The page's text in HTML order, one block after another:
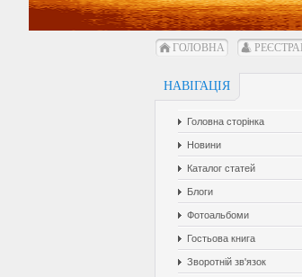
ГОЛОВНА
НАВІГАЦІЯ
Головна сторінка
Новини
Каталог статей
Блоги
Фотоальбоми
Гостьова книга
Зворотній зв'язок